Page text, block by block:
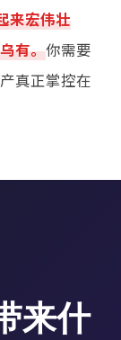
来宏伟壮
有。你需要
真正掌控在
来什